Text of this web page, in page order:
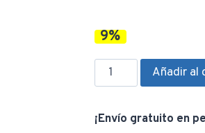
9%
Disco
Diamante
100X16MM
Añadir al
¡Envío gratuito en